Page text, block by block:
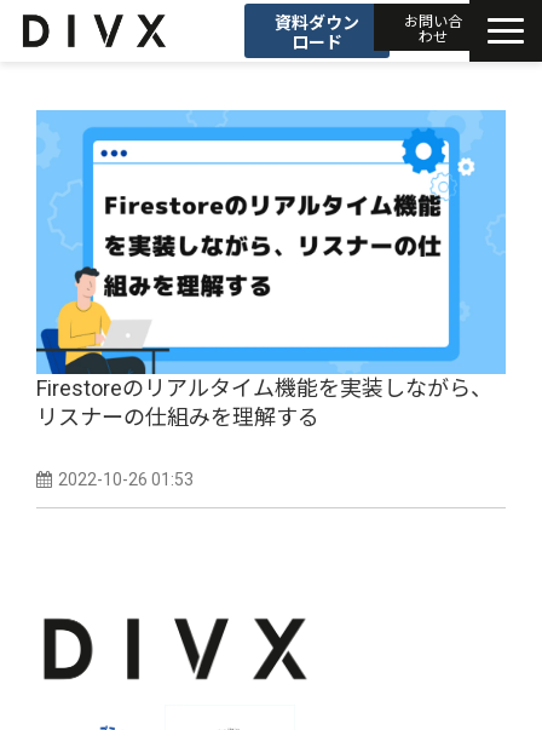
資料ダウン
ロード
お問い合
わせ
プロダクト
DIVXブログ
開発事例
セミナー
会社情報
Firestoreのリアルタイム機能を実装しながら、
リスナーの仕組みを理解する
2022-10-26 01:53